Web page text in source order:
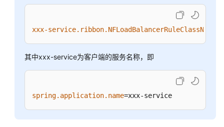
的
关
键
佳
实
xxx-service.ribbon.NFLoadBalancerRuleClassName
其中xxx-service为客户端的服务名称，即
spring.application.name=xxx-service